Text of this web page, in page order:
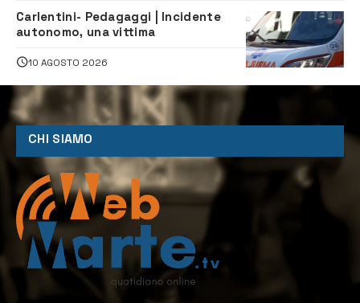
Carlentini- Pedagaggi | Incidente
autonomo, una vittima
10 AGOSTO 2026
CHI SIAMO